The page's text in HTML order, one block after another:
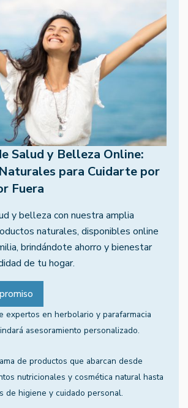
Salud y Belleza Online:
para Cuidarte por
Fuera
y belleza con nuestra amplia
naturales, disponibles online
brindándote ahorro y bienestar
de tu hogar.
expertos en herbolario y parafarmacia
asesoramiento personalizado.
de productos que abarcan desde
nutricionales y cosmética natural hasta
de higiene y cuidado personal.